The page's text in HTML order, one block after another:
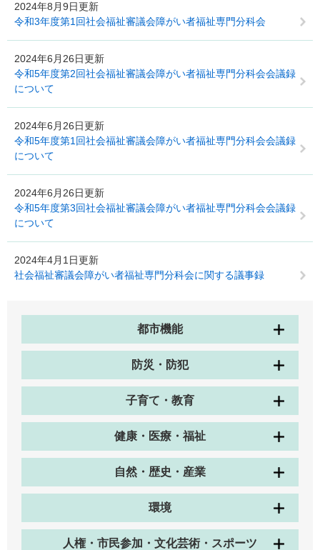
2024年8月9日更新
令和3年度第1回社会福祉審議会障がい者福祉専門分科会
2024年6月26日更新
令和5年度第2回社会福祉審議会障がい者福祉専門分科会会議録
について
2024年6月26日更新
令和5年度第1回社会福祉審議会障がい者福祉専門分科会会議録
について
2024年6月26日更新
令和5年度第3回社会福祉審議会障がい者福祉専門分科会会議録
について
2024年4月1日更新
社会福祉審議会障がい者福祉専門分科会に関する議事録
都市機能
防災・防犯
子育て・教育
健康・医療・福祉
自然・歴史・産業
環境
人権・市民参加・文化芸術・スポーツ